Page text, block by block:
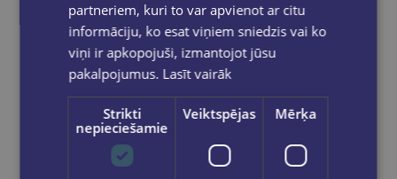
partneriem, kuri to var apvienot ar citu
informāciju, ko esat viņiem sniedzis vai ko
viņi ir apkopojuši, izmantojot jūsu
pakalpojumus. Lasīt vairāk
Strikti
nepieciešamie
Veiktspējas Mērķa